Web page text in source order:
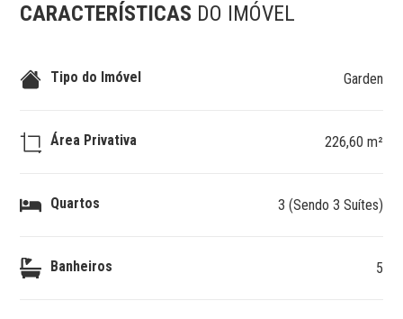
CARACTERÍSTICAS DO IMÓVEL
Tipo do Imóvel Garden
Área Privativa 226,60 m²
Quartos 3 (Sendo 3 Suítes)
Banheiros 5